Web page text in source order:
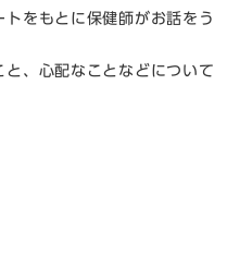
をもとに保健師がお話をう
、心配なことなどについて